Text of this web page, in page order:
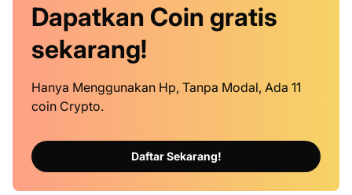
Dapatkan Coin gratis
sekarang!
Hanya Menggunakan Hp, Tanpa Modal, Ada 11
coin Crypto.
Daftar Sekarang!